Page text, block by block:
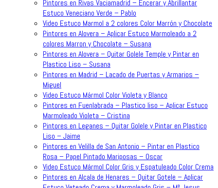
Pintores en Rivas Vaciamadrid – Encerar y Abrillantar
Estuco Veneciano Verde – Pablo
Video Estuco Marmol a 2 colores Color Marrón y Chocolate
Pintores en Alovera – Aplicar Estuco Marmoleado a 2
colores Marron y Chocolate – Susana
Pintores en Alovera – Quitar Golele Temple y Pintar en
Plastico Liso – Susana
Pintores en Madrid – Lacado de Puertas y Armarios –
Miguel
Video Estuco Mármol Color Violeta y Blanco
Pintores en Fuenlabrada – Plastico liso – Aplicar Estuco
Marmoleado Violeta – Cristina
Pintores en Leganes – Quitar Golele y Pintar en Plastico
Liso – Jaime
Pintores en Velilla de San Antonio – Pintar en Plastico
Rosa – Papel Pintado Mariposas – Oscar
Video Estuco Mármol Color Gris y Espatuleado Color Crema
Pintores en Alcala de Henares – Quitar Gotele – Aplicar